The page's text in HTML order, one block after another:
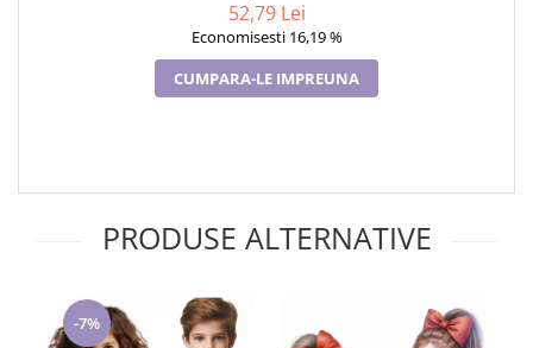
52,79 Lei
Economisesti 16,19 %
CUMPARA-LE IMPREUNA
PRODUSE ALTERNATIVE
-7%